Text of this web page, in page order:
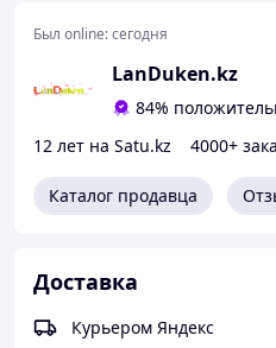
Был online:сегодня
LanDuken.kz
84%
12 лет на Satu.kz
4000+
Каталог продавца
Доставка
Курьером Яндекс